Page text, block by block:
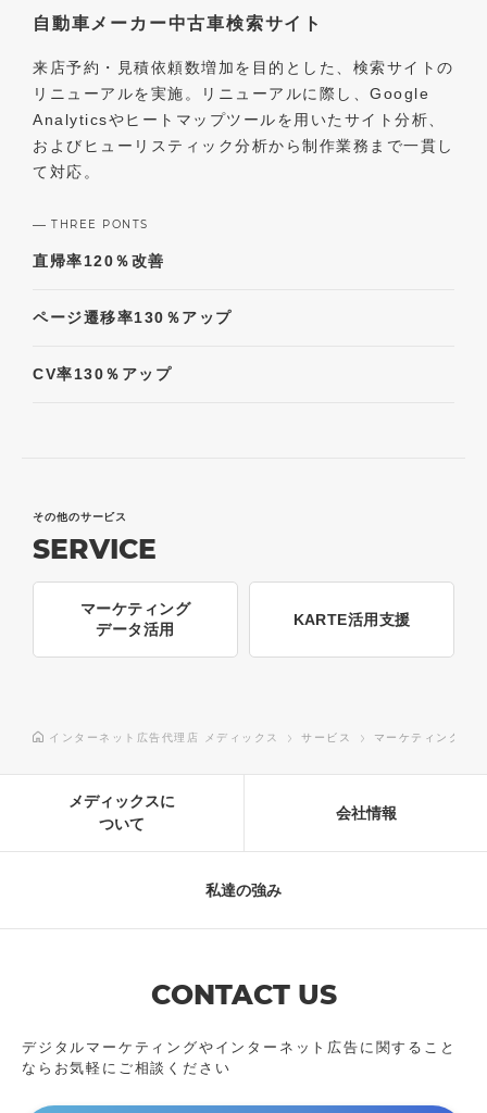
自動車メーカー中古車検索サイト
来店予約・見積依頼数増加を目的とした、検索サイトの
リニューアルを実施。リニューアルに際し、Google
Analyticsやヒートマップツールを用いたサイト分析、
およびヒューリスティック分析から制作業務まで一貫し
て対応。
THREE PONTS
直帰率120％改善
ページ遷移率130％アップ
CV率130％アップ
その他のサービス
SERVICE
マーケティング
データ活用
KARTE活用支援
インターネット広告代理店 メディックス サービス マーケティングデ
メディックスに
ついて
会社情報
私達の強み
CONTACT US
デジタルマーケティングやインターネット広告に 関すること
ならお気軽にご相談ください